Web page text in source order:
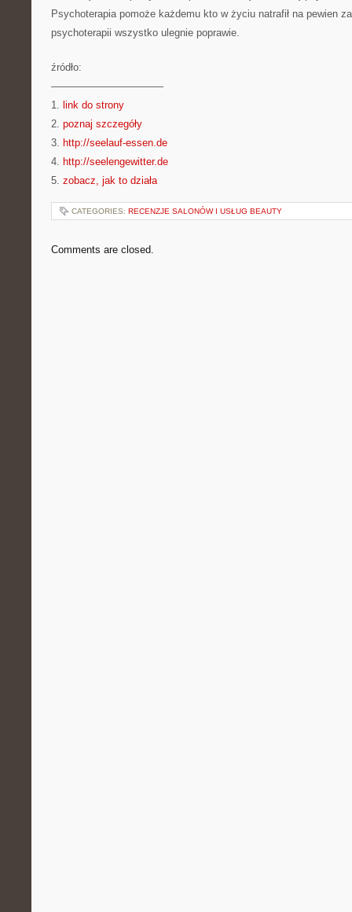
Psychoterapia pomoże każdemu kto w życiu natrafił na pewien
psychoterapii wszystko ulegnie poprawie.
źródło:
———————————
1. link do strony
2. poznaj szczegóły
3. http://seelauf-essen.de
4. http://seelengewitter.de
5. zobacz, jak to działa
CATEGORIES: RECENZJE SALONÓW I USŁUG BEAUTY
Comments are closed.